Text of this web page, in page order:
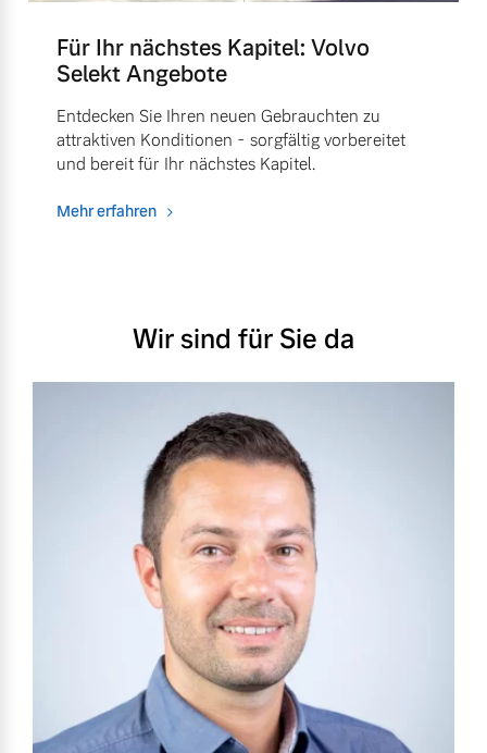
Für Ihr nächstes Kapitel: Volvo
Selekt Angebote
Entdecken Sie Ihren neuen Gebrauchten zu
attraktiven Konditionen - sorgfältig vorbereitet
und bereit für Ihr nächstes Kapitel.
Mehr erfahren
Wir sind für Sie da